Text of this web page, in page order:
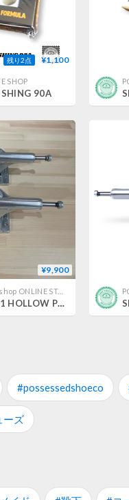
残り2点 ¥1,100
SHOP
90A
¥9,900
MOON skateshop ONLINE STORE
SLAPPY ST1 HOLLOW POLISHED
#possessedshoeco
ーズ